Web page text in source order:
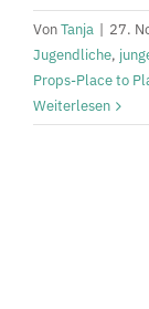
VonTanja | 27.
Jugendliche,
Props-Place to
Weiterlesen